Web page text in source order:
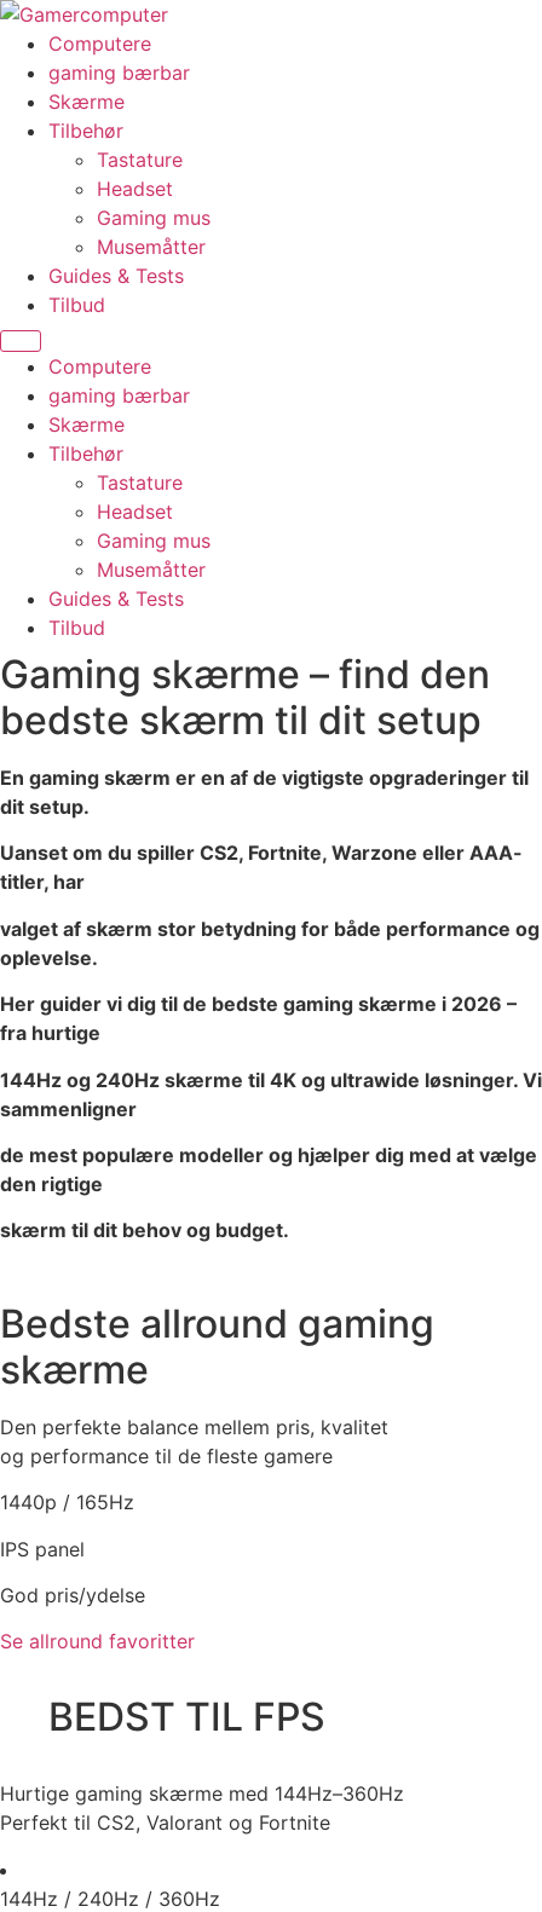
Videre
indhold
Computere
gaming bærbar
Skærme
Tilbehør
Tastature
Headset
Gaming mus
Musemåtter
Guides & Tests
Tilbud
Computere
gaming bærbar
Skærme
Tilbehør
Tastature
Headset
Gaming mus
Musemåtter
Guides & Tests
Tilbud
Gaming skærme – find den
bedste skærm til dit setup
En gaming skærm er en af de vigtigste opgraderinger til
dit setup.
Uanset om du spiller CS2, Fortnite, Warzone eller AAA-
titler, har
valget af skærm stor betydning for både performance og
oplevelse.
Her guider vi dig til de bedste gaming skærme i 2026 –
fra hurtige
144Hz og 240Hz skærme til 4K og ultrawide løsninger. Vi
sammenligner
de mest populære modeller og hjælper dig med at vælge
den rigtige
skærm til dit behov og budget.
Bedste allround gaming
skærme
Den perfekte balance mellem pris, kvalitet
og performance til de fleste gamere
1440p / 165Hz
IPS panel
God pris/ydelse
Se allround favoritter
BEDST TIL FPS
Hurtige gaming skærme med 144Hz–360Hz
Perfekt til CS2, Valorant og Fortnite
144Hz / 240Hz / 360Hz